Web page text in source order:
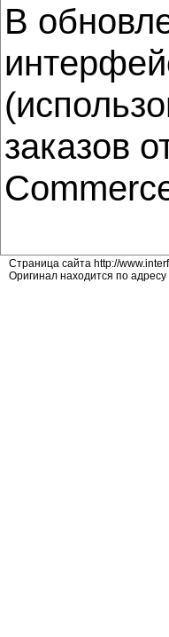
В
заказов
Страница сайта http://
Оригинал находится по